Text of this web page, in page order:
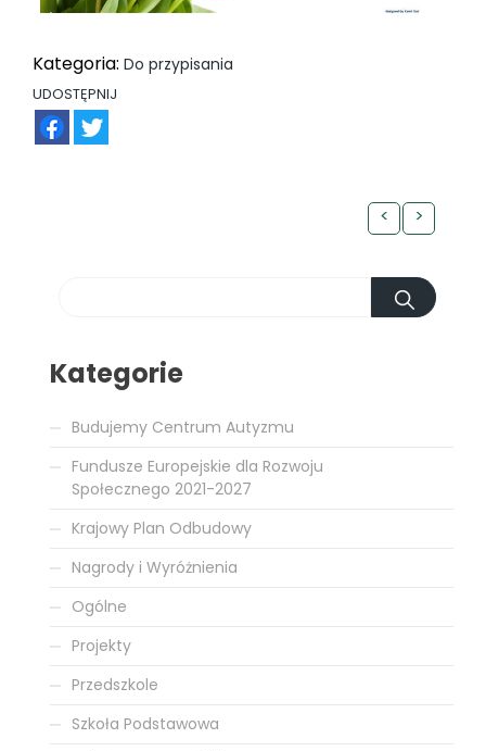
Kategoria: Do przypisania
UDOSTĘPNIJ
< >
Kategorie
Budujemy Centrum Autyzmu
Fundusze Europejskie dla Rozwoju
Społecznego 2021-2027
Krajowy Plan Odbudowy
Nagrody i Wyróżnienia
Ogólne
Projekty
Przedszkole
Szkoła Podstawowa